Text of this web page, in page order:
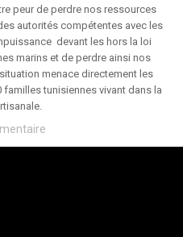
peur de perdre nos ressources
autorités compétentes avec les
devant les hors la loi
marins et de perdre ainsi nos
menace directement les
tunisiennes vivant dans la